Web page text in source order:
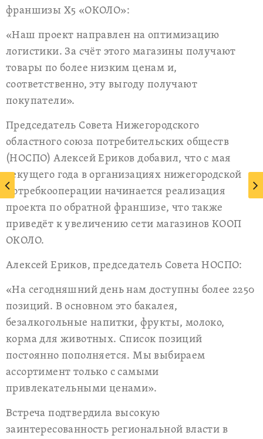
франшизы Х5 «ОКОЛО»:
«Наш проект направлен на оптимизацию
логистики. За счёт этого магазины получают
товары по более низким ценам и,
соответственно, эту выгоду получают
покупатели».
Председатель Совета Нижегородского
областного союза потребительских обществ
(НОСПО) Алексей Ериков добавил, что с мая
текущего года в организациях нижегородской
потребкооперации начинается реализация
проекта по обратной франшизе, что также
приведёт к увеличению сети магазинов КООП
ОКОЛО.
Алексей Ериков, председатель Совета НОСПО:
«На сегодняшний день нам доступны более 2250
позиций. В основном это бакалея,
безалкогольные напитки, фрукты, молоко,
корма для животных. Список позиций
постоянно пополняется. Мы выбираем
ассортимент только с самыми
привлекательными ценами».
Встреча подтвердила высокую
заинтересованность региональной власти в